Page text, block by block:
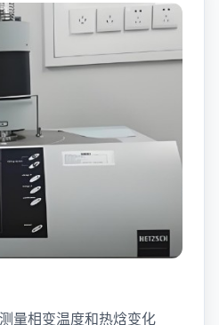
量相变温度和热焓变化